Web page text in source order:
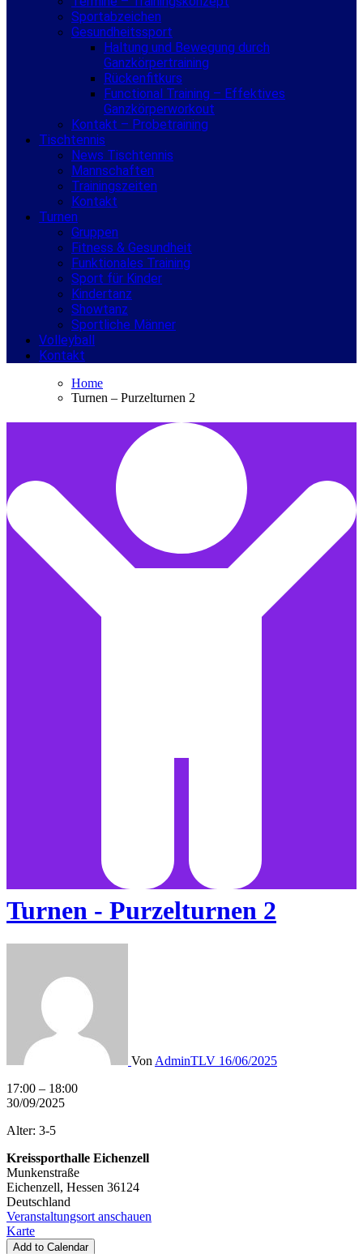
Sportabzeichen
Gesundheitssport
Haltung und Bewegung durch
Ganzkörpertraining
Rückenfitkurs
Functional Training – Effektives
Ganzkörperworkout
Kontakt – Probetraining
Tischtennis
News Tischtennis
Mannschaften
Trainingszeiten
Kontakt
Turnen
Gruppen
Fitness & Gesundheit
Funktionales Training
Sport für Kinder
Kindertanz
Showtanz
Sportliche Männer
Volleyball
Kontakt
Home
Turnen – Purzelturnen 2
Turnen - Purzelturnen 2
Von AdminTLV 16/06/2025
Turnen
-
2
17:00 – 18:00
30/09/2025
Alter: 3-5
Kreissporthalle Eichenzell
Munkenstraße
Eichenzell, Hessen 36124
Deutschland
Veranstaltungsort anschauen
KarteKreissporthalle
Eichenzell
Add to Calendar